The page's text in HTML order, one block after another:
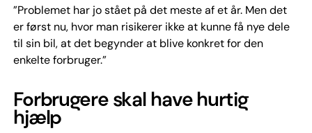
”Problemet har jo stået på det meste af et år. Men det
er først nu, hvor man risikerer ikke at kunne få nye dele
til sin bil, at det begynder at blive konkret for den
enkelte forbruger.”
Forbrugere skal have hurtig
hjælp